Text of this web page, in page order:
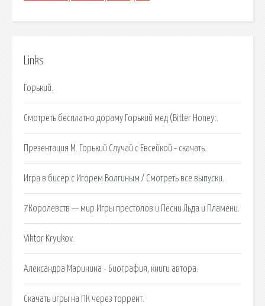
Links
Горький.
Смотреть бесплатно дораму Горький мед (Bitter Honey:.
Презентация М. Горький Случай с Евсейкой - скачать.
Игра в бисер с Игорем Волгиным / Cмотреть все выпуски.
7Королевств — мир Игры престолов и Песни Льда и Пламени.
Viktor Kryukov.
Александра Маринина - Биография, книги автора.
Скачать игры на ПК через торрент.